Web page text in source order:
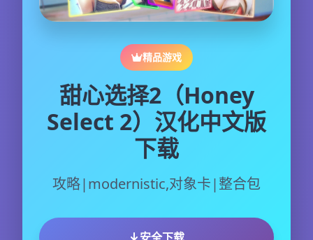
精品游戏
甜心选择2（Honey
Select 2）汉化中文版
下载
攻略|modernistic,对象卡|整合包